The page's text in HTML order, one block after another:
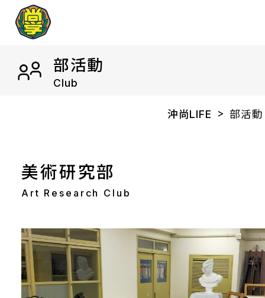
部活動
Club
沖尚LIFE 部活動
美術研究部
Art Research Club